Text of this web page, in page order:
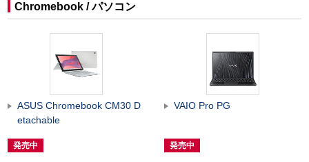
Chromebook / パソコン
ASUS Chromebook CM30 D
etachable
発売中
VAIO Pro PG
発売中